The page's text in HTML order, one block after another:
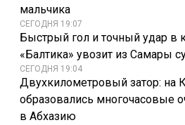
мальчика
СЕГОДНЯ 19:07
Быстрый гол и точный удар в
«Балтика» увозит из Самары
СЕГОДНЯ 19:04
Двухкилометровый затор: на
образовались многочасовые
в Абхазию